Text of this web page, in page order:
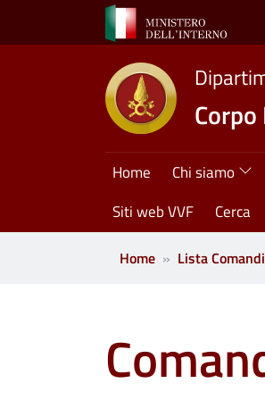
Salta al contenuto principale
Home Chi siamo
Siti web VVF
Cerca
Home Lista